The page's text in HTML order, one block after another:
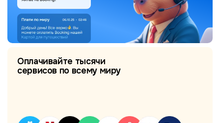
Оплачивайте тысячи
сервисов по всему миру